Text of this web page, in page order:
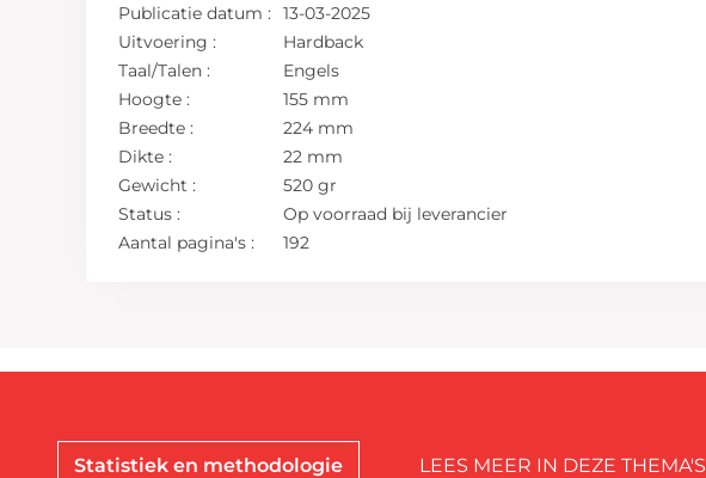
Publicatie datum :
13-03-2025
Uitvoering :
Hardback
Taal/Talen :
Engels
Hoogte :
155 mm
Breedte :
224 mm
Dikte :
22 mm
Gewicht :
520 gr
Status :
Op voorraad bij leverancier
Aantal pagina's :
192
Statistiek en methodologie LEES MEER IN DEZE THEMA'S